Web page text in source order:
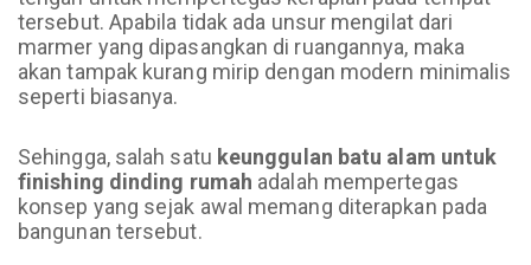
tersebut. Apabila tidak ada unsur mengilat dari
marmer yang dipasangkan di ruangannya, maka
akan tampak kurang mirip dengan modern minimalis
seperti biasanya.
Sehingga, salah satu keunggulan batu alam untuk
finishing dinding rumah adalah mempertegas
konsep yang sejak awal memang diterapkan pada
bangunan tersebut.